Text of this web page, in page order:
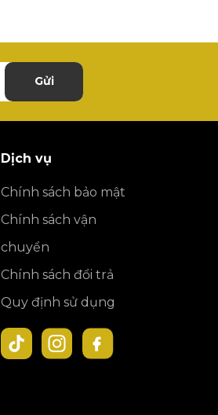
Gửi
Dịch vụ
Chính sách bảo mật
Chính sách vận
chuyển
Chính sách đổi trả
Quy định sử dụng